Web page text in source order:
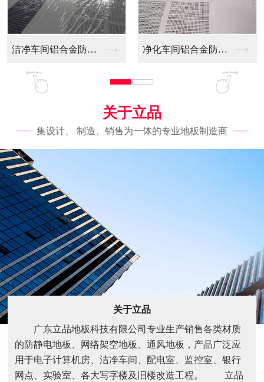
全铝防静电地板
关于立品
集设计、 制造、销售为一体的专业地板制造商
关于立品
广东立品地板科技有限公司专业生产销售各类材质
的防静电地板、网络架空地板、通风地板，产品广泛应
用于电子计算机房、洁净车间、配电室、监控室、银行
网点、实验室、各大写字楼及旧楼改造工程。 立品